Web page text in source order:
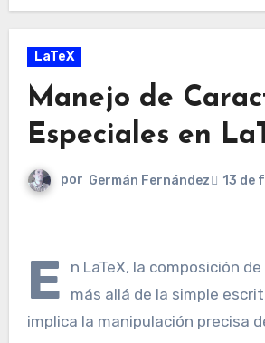
LaTeX
Manejo de
Especiales en
por Germán Fernández 13 de
E
n LaTeX, la composición
más allá de la simple
implica la manipulación precisa